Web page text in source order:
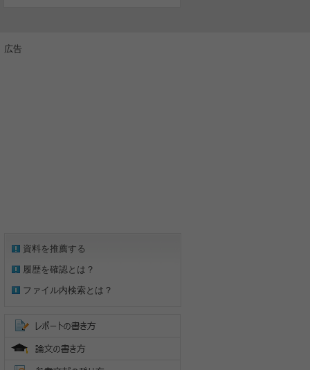
広告
資料を推薦する
履歴を確認とは？
ファイル内検索とは？